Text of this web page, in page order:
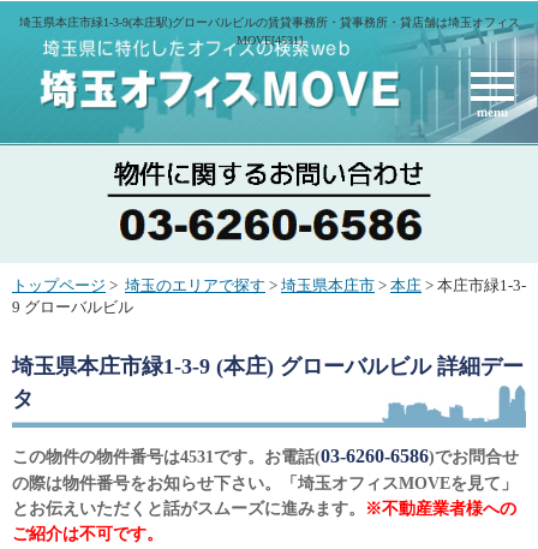
埼玉県本庄市緑1-3-9(本庄駅)グローバルビルの賃貸事務所・貸事務所・貸店舗は埼玉オフィス
MOVE[4531]
menu
トップページ > 埼玉のエリアで探す > 埼玉県本庄市 > 本庄 > 本庄市緑1-3-
9 グローバルビル
埼玉県本庄市緑1-3-9 (本庄) グローバルビル詳細デー
タ
この物件の物件番号は4531です。お電話(03-6260-6586)でお問合せ
の際は物件番号をお知らせ下さい。「埼玉オフィスMOVEを見て」
とお伝えいただくと話がスムーズに進みます。
※不動産業者様への
ご紹介は不可です。